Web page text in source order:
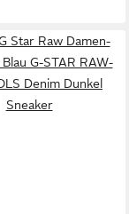
Star Raw Damen-
G-STAR RAW-
Denim Dunkel
Sneaker